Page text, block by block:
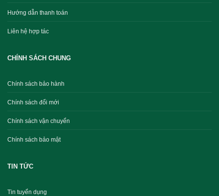
Hướng dẫn thanh toán
Liên hệ hợp tác
CHÍNH SÁCH CHUNG
Chính sách bảo hành
Chính sách đổi mới
Chính sách vận chuyển
Chính sách bảo mật
TIN TỨC
Tin tuyển dụng